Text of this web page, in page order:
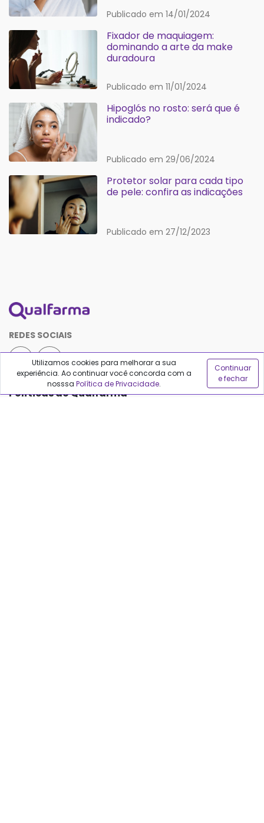
Publicado em 14/01/2024
Fixador de maquiagem:
dominando a arte da make
duradoura
Publicado em 11/01/2024
Hipoglós no rosto: será que é
indicado?
Publicado em 29/06/2024
Protetor solar para cada tipo
de pele: confira as indicações
Publicado em 27/12/2023
REDES SOCIAIS
Políticas do Qualfarma
Utilizamos cookies para melhorar a sua
experiência. Ao continuar você concorda com a
nosssa Política de Privacidade.
Continuar
e fechar